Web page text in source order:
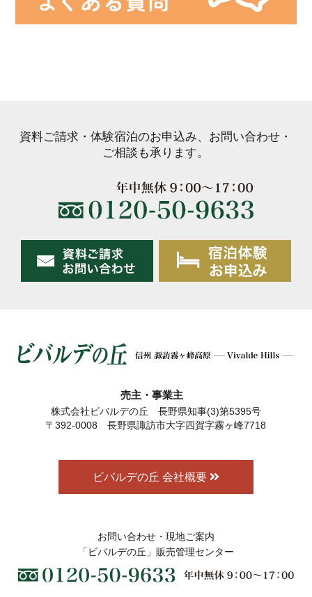
資料ご請求・体験宿泊のお申込み、お問い合わせ・
ご相談も承ります。
売主・事業主
株式会社ビバルデの丘 長野県知事(3)第5395号
〒392-0008 長野県諏訪市大字四賀字霧ヶ峰7718
ビバルデの丘 会社概要
お問い合わせ・現地ご案内
「ビバルデの丘」販売管理センター